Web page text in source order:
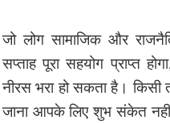
जो लोग सामाजिक और
सप्ताह पूरा सहयोग प्राप्त
नीरस भरा हो सकता है। किसी
जाना आपके लिए शुभ संकेत